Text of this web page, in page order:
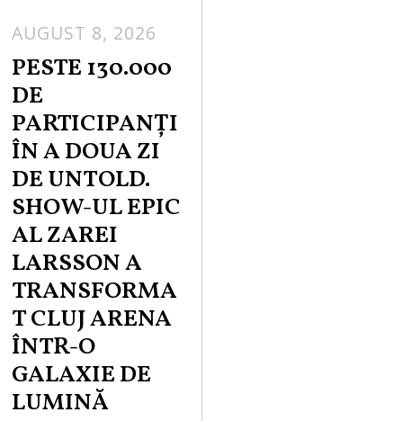
AUGUST 8, 2026
PESTE 130.000
DE
PARTICIPANȚI
ÎN A DOUA ZI
DE UNTOLD.
SHOW-UL EPIC
AL ZAREI
LARSSON A
TRANSFORMA
T CLUJ ARENA
ÎNTR-O
GALAXIE DE
LUMINĂ